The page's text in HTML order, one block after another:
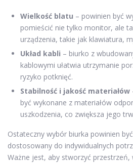
Wielkość blatu – powinien być
pomieścić nie tylko monitor, ale
urządzenia, takie jak klawiatura,
Układ kabli – biurko z
kablowymi ułatwia utrzymanie
ryzyko potknięć.
Stabilność i jakość materiałów
być wykonane z materiałów
uszkodzenia, co zwiększa jego
Ostateczny wybór biurka powinien
dostosowany do indywidualnych
Ważne jest, aby stworzyć